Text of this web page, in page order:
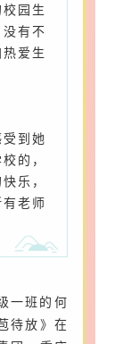
园生
有不
爱生
到她
的，
乐，
老师
一班的何
待放》在